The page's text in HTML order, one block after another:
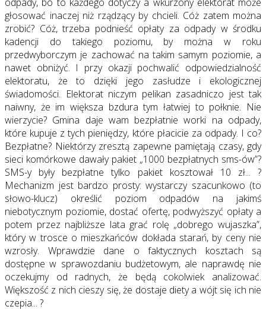
głosować inaczej niż rządzący by chcieli. Cóż zatem można
zrobić? Cóż, trzeba podnieść opłaty za odpady w środku
kadencji do takiego poziomu, by można w roku
przedwyborczym je zachować na takim samym poziomie, a
nawet obniżyć. I przy okazji pochwalić odpowiedzialność
elektoratu, że to dzięki jego zasłudze i ekologicznej
świadomości. Elektorat niczym pelikan zasadniczo jest tak
naiwny, że im większa bzdura tym łatwiej to połknie. Nie
wierzycie? Gmina daje wam bezpłatnie worki na odpady,
które kupuje z tych pieniędzy, które płacicie za odpady. I co?
Bezpłatne? Niektórzy zresztą zapewne pamiętają czasy, gdy
sieci komórkowe dawały pakiet „1000 bezpłatnych sms-ów”?
SMS-y były bezpłatne tylko pakiet kosztował 10 zł... ?
Mechanizm jest bardzo prosty: wystarczy szacunkowo (to
słowo-klucz) określić poziom odpadów na jakimś
niebotycznym poziomie, dostać ofertę, podwyższyć opłaty a
potem przez najbliższe lata grać rolę „dobrego wujaszka”,
który w trosce o mieszkańców dokłada starań, by ceny nie
wzrosły. Wprawdzie dane o faktycznych kosztach są
dostępne w sprawozdaniu budżetowym, ale naprawdę nie
oczekujmy od radnych, że będą cokolwiek analizować.
Większość z nich cieszy się, że dostaje diety a wójt się ich nie
czepia... ?